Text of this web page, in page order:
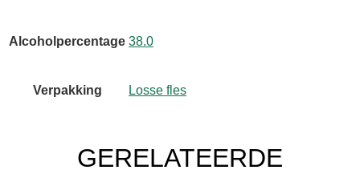
Alcoholpercentage 38.0
Verpakking Losse fles
GERELATEERDE